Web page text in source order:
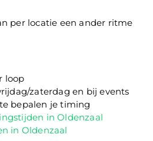
per locatie een ander ritme
loop
zaterdag en bij events
bepalen je timing
in Oldenzaal
in Oldenzaal